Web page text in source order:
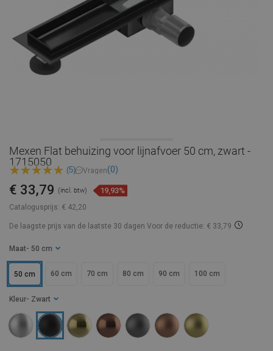
Mexen Flat behuizing voor lijnafvoer 50 cm, zwart -
1715050
(5) Vragen(0)
Catalogusprijs: € 42,20
€ 33,79 (incl. btw) 19,93%
De laagste prijs van de laatste 30 dagen Voor de reductie: € 33,79
Maat - 50 cm
50 cm 60 cm 70 cm 80 cm 90 cm 100 cm
Kleur - Zwart